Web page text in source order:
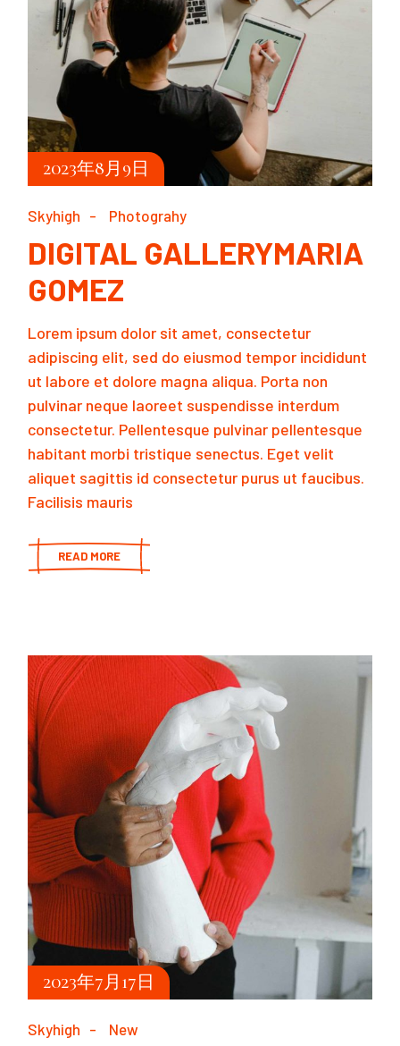
2023年8月9日
Skyhigh Photograhy
DIGITAL GALLERYMARIA
GOMEZ
Lorem ipsum dolor sit amet, consectetur
adipiscing elit, sed do eiusmod tempor incididunt
ut labore et dolore magna aliqua. Porta non
pulvinar neque laoreet suspendisse interdum
consectetur. Pellentesque pulvinar pellentesque
habitant morbi tristique senectus. Eget velit
aliquet sagittis id consectetur purus ut faucibus.
Facilisis mauris
READ MORE
2023年7月17日
Skyhigh New